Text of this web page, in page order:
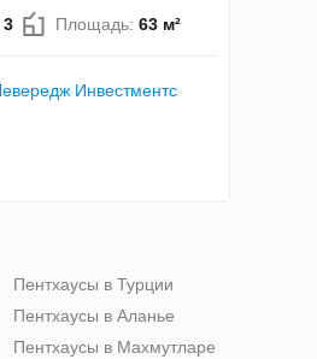
3 Площадь: 63 м²
Инвестментс
Пентхаусы в Турции
Пентхаусы в Аланье
Пентхаусы в Махмутларе